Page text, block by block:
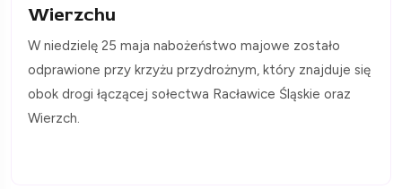
Wierzchu
W niedzielę 25 maja nabożeństwo majowe zostało
odprawione przy krzyżu przydrożnym, który znajduje się
obok drogi łączącej sołectwa Racławice Śląskie oraz
Wierzch.